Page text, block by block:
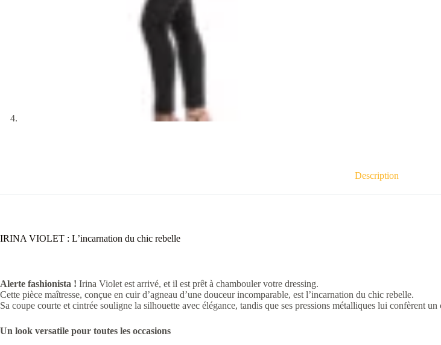
Description
IRINA VIOLET : L’incarnation du chic rebelle
Alerte fashionista ! Irina Violet est arrivé, et il est prêt à chambouler votre dressing.
Cette pièce maîtresse, conçue en cuir d’agneau d’une douceur incomparable, est l’incarnation du chic rebelle.
Sa coupe courte et cintrée souligne la silhouette avec élégance, tandis que ses pressions métalliques lui confèrent un
Un look versatile pour toutes les occasions